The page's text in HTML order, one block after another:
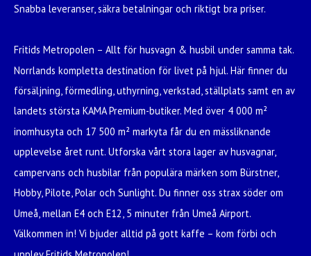
Snabba leveranser, säkra betalningar och riktigt bra priser.
Fritids Metropolen – Allt för husvagn & husbil under samma tak.
Norrlands kompletta destination för livet på hjul. Här finner du
försäljning, förmedling, uthyrning, verkstad, ställplats samt en av
landets största KAMA Premium-butiker. Med över 4 000 m²
inomhusyta och 17 500 m² markyta får du en mässliknande
upplevelse året runt. Utforska vårt stora lager av husvagnar,
campervans och husbilar från populära märken som Bürstner,
Hobby, Pilote, Polar och Sunlight. Du finner oss strax söder om
Umeå, mellan E4 och E12, 5 minuter från Umeå Airport.
Välkommen in! Vi bjuder alltid på gott kaffe – kom förbi och